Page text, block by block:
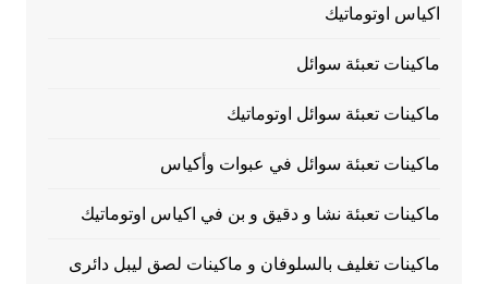
اكياس اوتوماتيك
ماكينات تعبئة سوائل
ماكينات تعبئة سوائل اوتوماتيك
ماكينات تعبئة سوائل في عبوات وأكياس
ماكينات تعبئة نشا و دقيق و بن في اكياس اوتوماتيك
ماكينات تغليف بالسلوفان و ماكينات لصق ليبل دائرى